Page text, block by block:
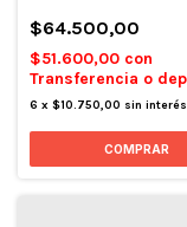
$64.500,00
$51.600,00 con
Transferencia o
6 x $10.750,00 sin interés
COMPRAR